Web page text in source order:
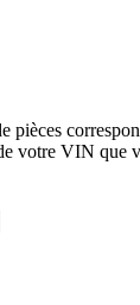
pièces
votre VIN que